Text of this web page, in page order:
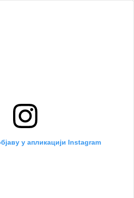
у апликацији Instagram